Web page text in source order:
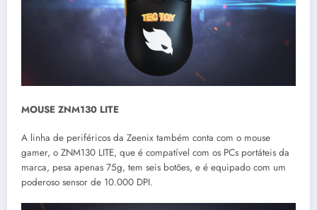
MOUSE ZNM130 LITE
A linha de periféricos da Zeenix também conta com o mouse
gamer, o ZNM130 LITE, que é compatível com os PCs portáteis da
marca, pesa apenas 75g, tem seis botões, e é equipado com um
poderoso sensor de 10.000 DPI.